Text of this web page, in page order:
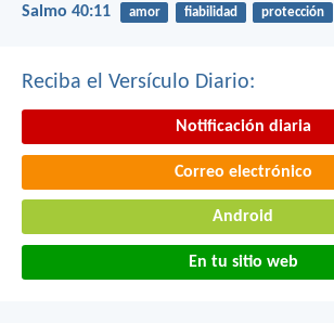
Salmo 40:11 amor fiabilidad protección
Reciba el Versículo Diario:
Notificación diaria
Correo electrónico
Android
En tu sitio web